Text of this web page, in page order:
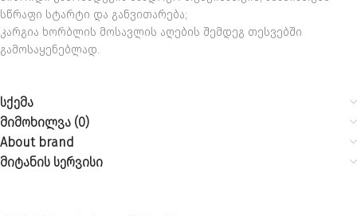
სწრაფი სტარტი და განვითარება;
კარგია ხორბლის მოსავლის აღების შემდეგ თესვებში
გამოსაყენებლად.
სქემა
მიმოხილვა (0)
About brand
მიტანის სერვისი